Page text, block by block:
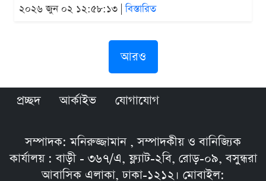
২০২৬ জুন ০২ ১২:৫৮:১৩ |বিস্তারিত
আরও
প্রচ্ছদ আর্কাইভ যোগাযোগ
সম্পাদক: মনিরুজ্জামান , সম্পাদকীয় ও বানিজ্যিক
কার্যালয় : বাড়ী - ৩৬৭/এ, ফ্ল্যাট-২বি, রোড়-০৯, বসুন্ধরা
আবাসিক এলাকা, ঢাকা-১২১২। মোবাইল: